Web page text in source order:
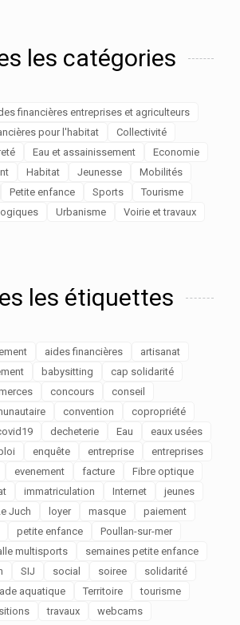
les catégories
financières entreprises et agriculteurs
pour l'habitat
Collectivité
Eau et assainissement
Economie
Habitat Jeunesse
Mobilités
Petite enfance Sports
Tourisme
Urbanisme Voirie et travaux
les étiquettes
aides financières
artisanat
babysitting
cap solidarité
concours
conseil
convention
copropriété
decheterie Eau
eaux usées
enquête entreprise
entreprises
evenement facture
Fibre optique
immatriculation Internet
jeunes
Juch loyer masque
paiement
petite enfance
Poullan-sur-mer
multisports
semaines petite enfance
SIJ social soiree
solidarité
aquatique Territoire
tourisme
travaux webcams